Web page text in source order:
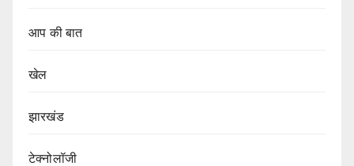
आप की बात
खेल
झारखंड
टेक्नोलॉजी